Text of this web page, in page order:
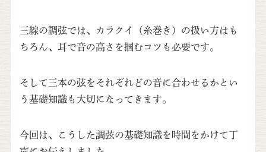
三線の調弦では、カラクイ（糸巻き）の扱い方はも
ちろん、耳で音の高さを掴むコツも必要です。
そして三本の弦をそれぞれどの音に合わせるかとい
う基礎知識も大切になってきます。
今回は、こうした調弦の基礎知識を時間をかけて丁